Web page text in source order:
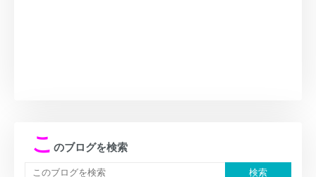
こ のブログを検索